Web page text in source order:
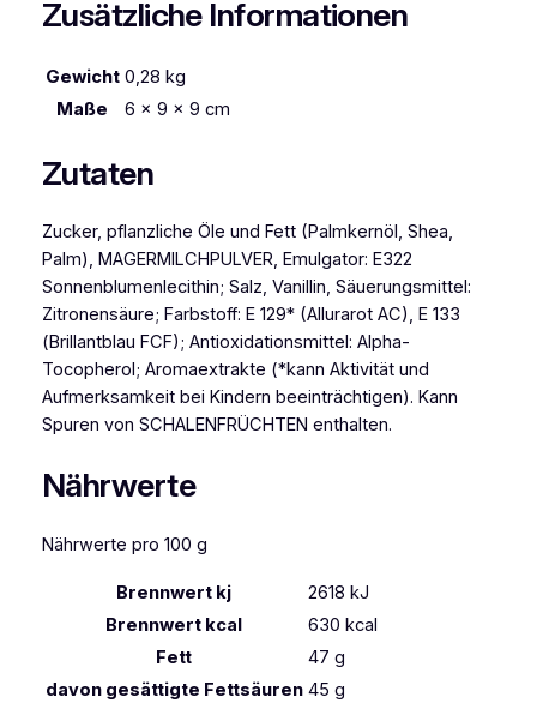
e
6
M
e
g
e
Zusätzliche Informationen
Gewicht 0,28 kg
Maße
6 × 9 × 9 cm
Zutaten
Zucker, pflanzliche Öle und Fett (Palmkernöl, Shea,
Palm), MAGERMILCHPULVER, Emulgator: E322
Sonnenblumenlecithin; Salz, Vanillin, Säuerungsmittel:
Zitronensäure; Farbstoff: E 129* (Allurarot AC), E 133
(Brillantblau FCF); Antioxidationsmittel: Alpha-
Tocopherol; Aromaextrakte (*kann Aktivität und
Aufmerksamkeit bei Kindern beeinträchtigen). Kann
Spuren von SCHALENFRÜCHTEN enthalten.
Nährwerte
Nährwerte pro 100 g
Brennwert kj 2618 kJ
Brennwert kcal
630 kcal
Fett
47 g
davon gesättigte Fettsäuren 45 g